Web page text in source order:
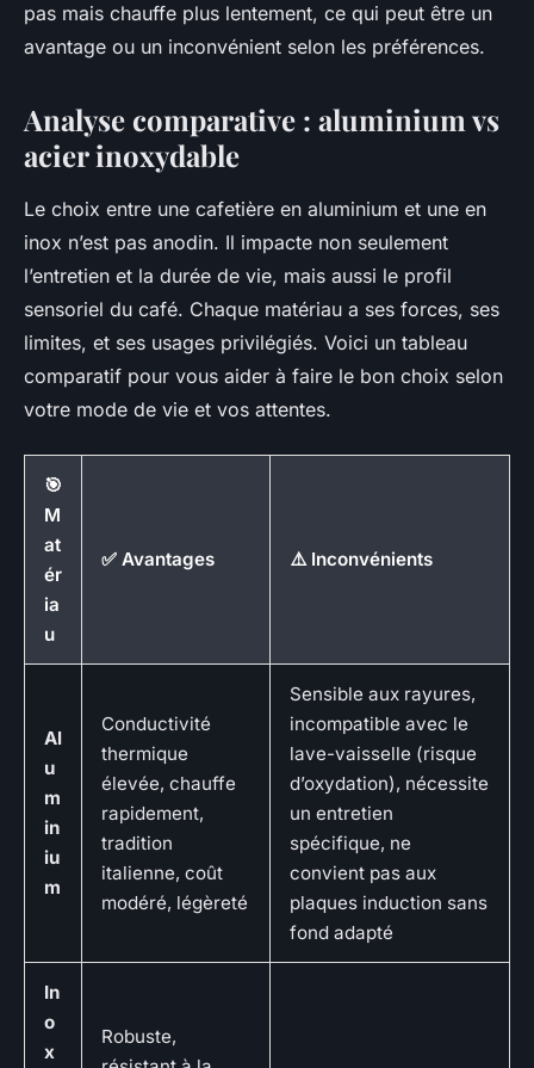
pas mais chauffe plus lentement, ce qui peut être un
avantage ou un inconvénient selon les préférences.
Analyse comparative : aluminium vs
acier inoxydable
Le choix entre une cafetière en aluminium et une en
inox n’est pas anodin. Il impacte non seulement
l’entretien et la durée de vie, mais aussi le profil
sensoriel du café. Chaque matériau a ses forces, ses
limites, et ses usages privilégiés. Voici un tableau
comparatif pour vous aider à faire le bon choix selon
votre mode de vie et vos attentes.
🎯
M
at
ér
ia
u
✅ Avantages ⚠️ Inconvénients
Al
u
m
in
iu
m
Conductivité
thermique
élevée, chauffe
rapidement,
tradition
italienne, coût
modéré, légèreté
Sensible aux rayures,
incompatible avec le
lave-vaisselle (risque
d’oxydation), nécessite
un entretien
spécifique, ne
convient pas aux
plaques induction sans
fond adapté
In
o
x
Robuste,